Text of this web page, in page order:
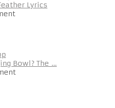
Lyrics
Bowl? The …